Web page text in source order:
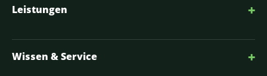
Leistungen +
Wissen & Service +